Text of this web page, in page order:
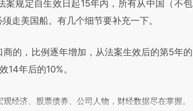
规定自生效日起15年内，所有从中国（不包
走美国船。有几个细节要补充一下。
的，比例逐年增加，从法案生效后的第5年的
14年后的10%。
观经济、股票债券、公司人物，财经数据尽在掌握。